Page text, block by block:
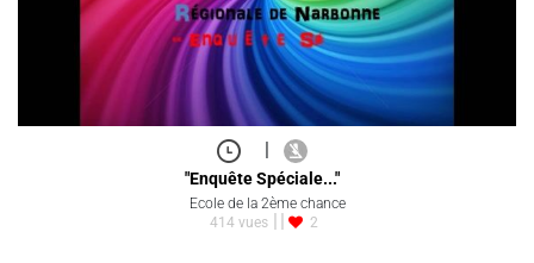
|
"Enquête Spéciale..."
Ecole de la 2ème chance
414 vues
2